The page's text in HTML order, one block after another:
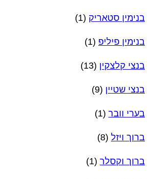
בנימין סטאריק (1)
בנימין פיליפ (1)
בנצי קלצקין (13)
בנצי שטיין (9)
בערי וובר (1)
ברוך ויזל (8)
ברוך וקסלר (1)